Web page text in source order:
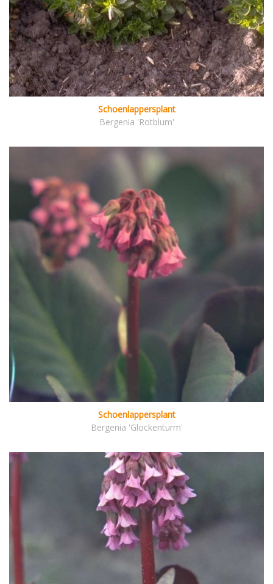
Schoenlappersplant
Bergenia 'Rotblum'
Schoenlappersplant
Bergenia 'Glockenturm'